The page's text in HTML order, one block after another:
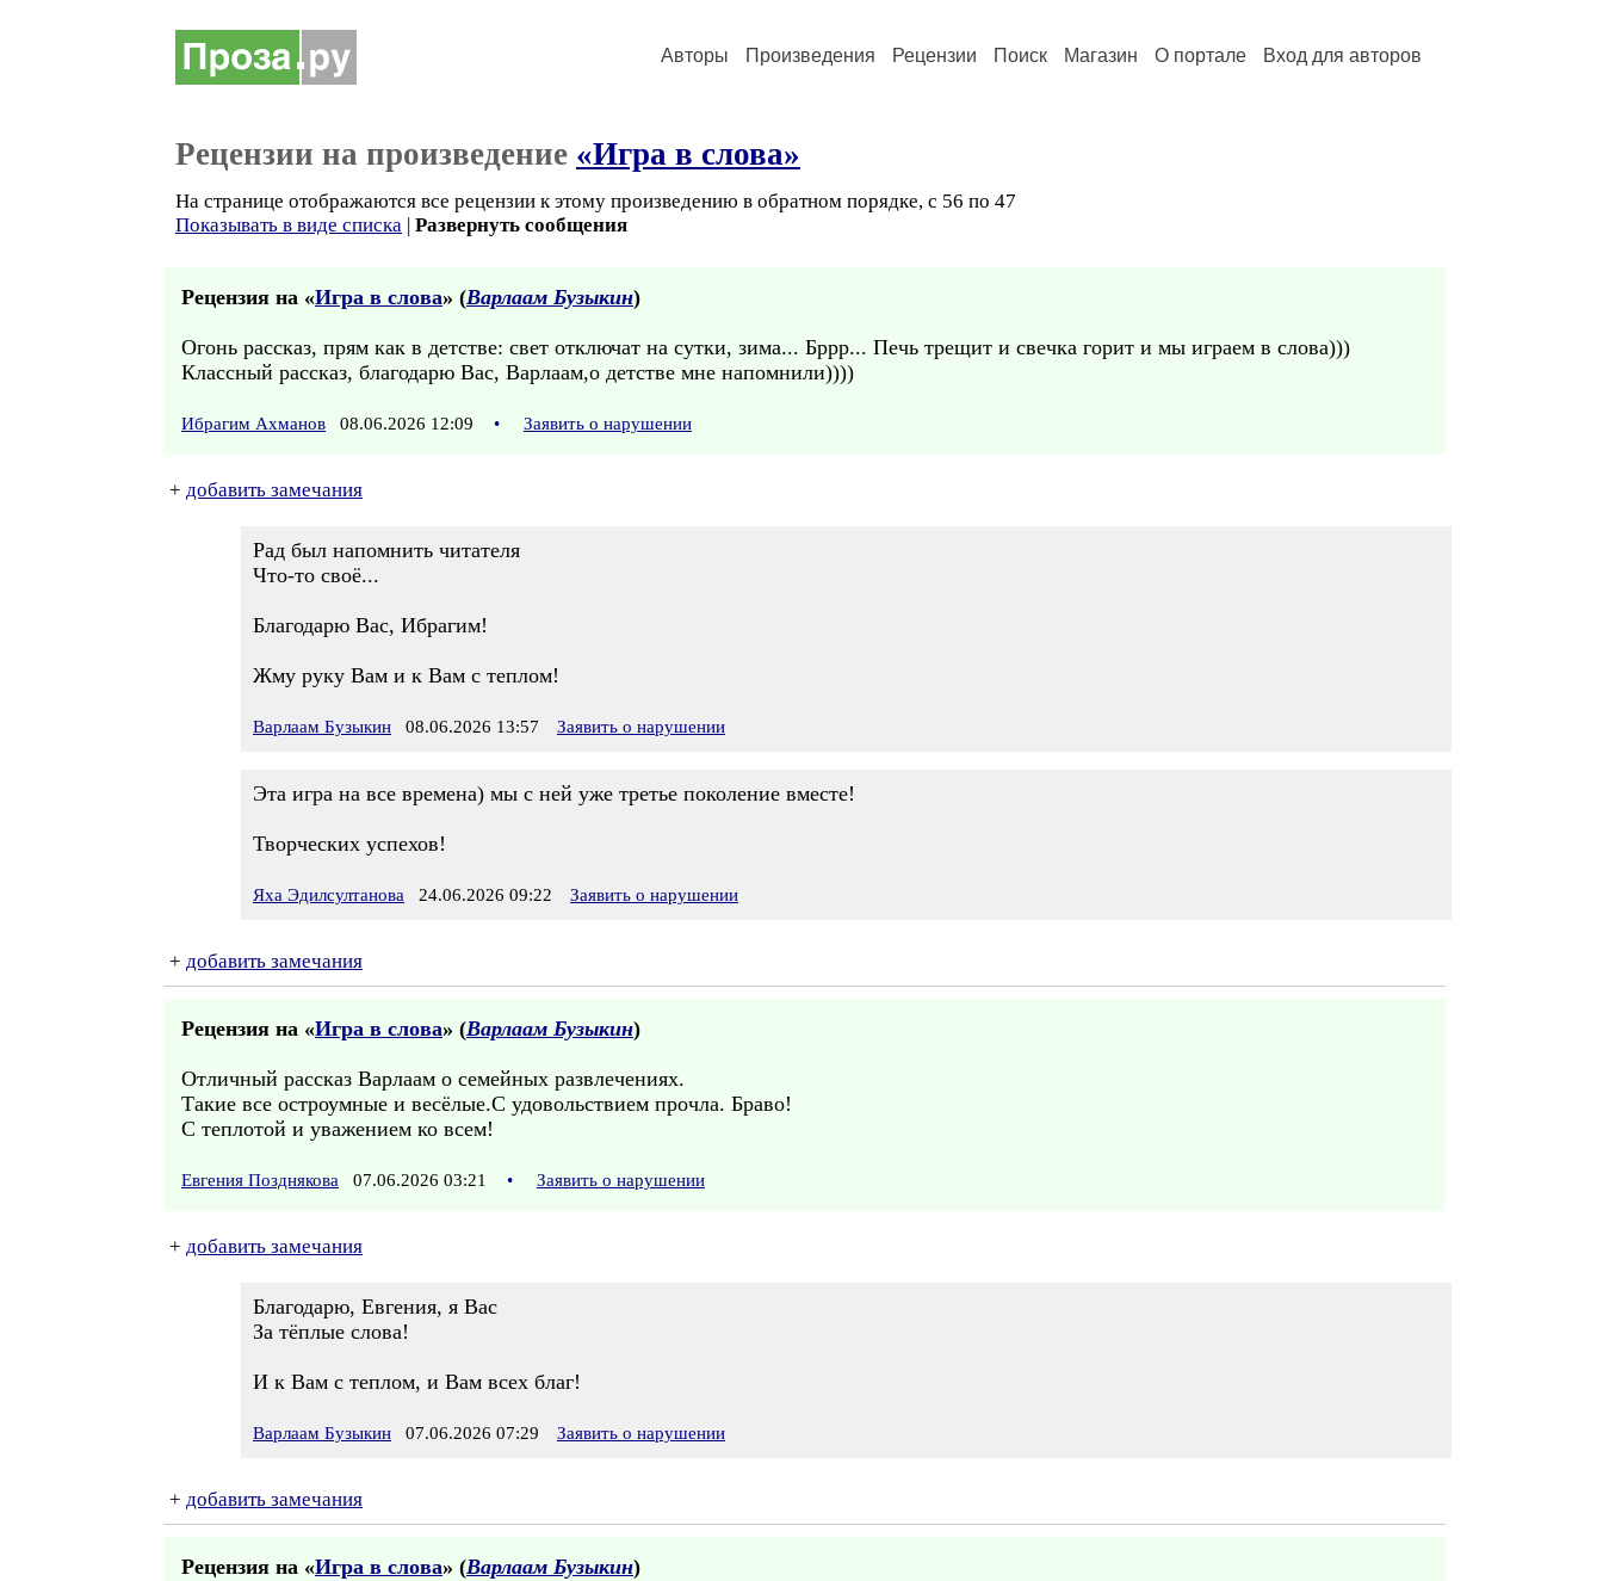
Авторы Произведения Рецензии Поиск Магазин О портале Вход для авторов
Рецензии на произведение «Игра в слова»
На странице отображаются все рецензии к этому произведению в обратном порядке, с 56 по 47
Показывать в виде списка | Развернуть сообщения
Рецензия на «Игра в слова» (Варлаам Бузыкин)
Огонь рассказ, прям как в детстве: свет отключат на сутки, зима... Бррр... Печь трещит и свечка горит и мы играем в слова)))
Классный рассказ, благодарю Вас, Варлаам,о детстве мне напомнили))))
Ибрагим Ахманов 08.06.2026 12:09 • Заявить о нарушении
+ добавить замечания
Рад был напомнить читателя
Что-то своё...
Благодарю Вас, Ибрагим!
Жму руку Вам и к Вам с теплом!
Варлаам Бузыкин 08.06.2026 13:57 Заявить о нарушении
Эта игра на все времена) мы с ней уже третье поколение вместе!
Творческих успехов!
Яха Эдилсултанова 24.06.2026 09:22 Заявить о нарушении
+ добавить замечания
Рецензия на «Игра в слова» (Варлаам Бузыкин)
Отличный рассказ Варлаам о семейных развлечениях.
Такие все остроумные и весёлые.С удовольствием прочла. Браво!
С теплотой и уважением ко всем!
Евгения Позднякова 07.06.2026 03:21 • Заявить о нарушении
+ добавить замечания
Благодарю, Евгения, я Вас
За тёплые слова!
И к Вам с теплом, и Вам всех благ!
Варлаам Бузыкин 07.06.2026 07:29 Заявить о нарушении
+ добавить замечания
Рецензия на «Игра в слова» (Варлаам Бузыкин)